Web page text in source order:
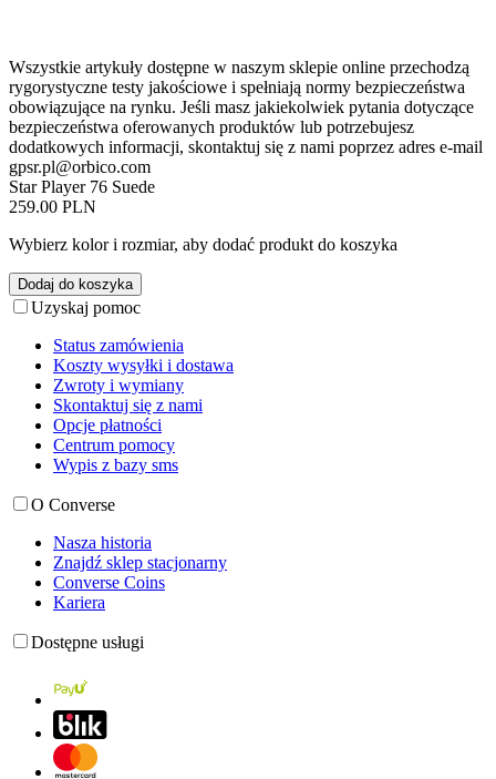
Wszystkie artykuły dostępne w naszym sklepie online przechodzą
rygorystyczne testy jakościowe i spełniają normy bezpieczeństwa
obowiązujące na rynku. Jeśli masz jakiekolwiek pytania dotyczące
bezpieczeństwa oferowanych produktów lub potrzebujesz
dodatkowych informacji, skontaktuj się z nami poprzez adres e-mail
gpsr.pl@orbico.com
Star Player 76 Suede
259.00 PLN
Wybierz kolor i rozmiar, aby dodać produkt do koszyka
Dodaj do koszyka
Uzyskaj pomoc
Status zamówienia
Koszty wysyłki i dostawa
Zwroty i wymiany
Skontaktuj się z nami
Opcje płatności
Centrum pomocy
Wypis z bazy sms
O Converse
Nasza historia
Znajdź sklep stacjonarny
Converse Coins
Kariera
Dostępne usługi